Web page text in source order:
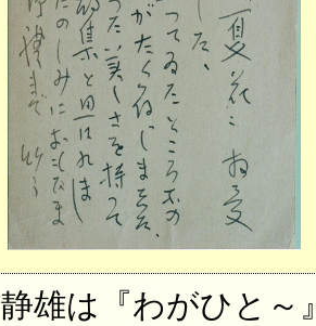
静雄は『わがひと～